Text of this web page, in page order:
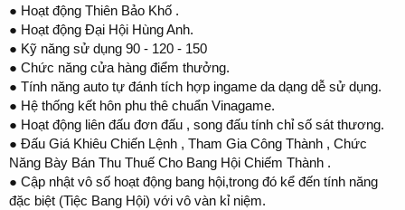
● Hoạt động Thiên Bảo Khố .
● Hoạt động Đại Hội Hùng Anh.
● Kỹ năng sử dụng 90 - 120 - 150
● Chức năng cửa hàng điểm thưởng.
● Tính năng auto tự đánh tích hợp ingame da dạng dễ sử dụng.
● Hệ thống kết hôn phu thê chuẩn Vinagame.
● Hoạt động liên đấu đơn đấu , song đấu tính chỉ số sát thương.
● Đấu Giá Khiêu Chiến Lệnh , Tham Gia Công Thành , Chức
Năng Bày Bán Thu Thuế Cho Bang Hội Chiếm Thành .
● Cập nhật vô số hoạt động bang hội,trong đó kể đến tính năng
đặc biệt (Tiệc Bang Hội) với vô vàn kỉ niệm.